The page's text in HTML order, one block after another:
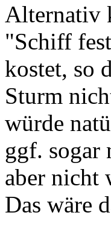
Alternativ
"Schiff
kostet, so
Sturm
würde
ggf. sogar
aber nicht
Das wäre